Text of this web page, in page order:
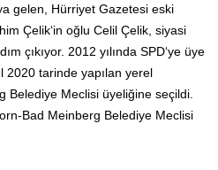
gelen, Hürriyet Gazetesi eski
Çelik‘in oğlu Celil Çelik, siyasi
çıkıyor. 2012 yılında SPD‘ye üye
2020 tarinde yapılan yerel
Belediye Meclisi üyeliğine seçildi.
Bad Meinberg Belediye Meclisi